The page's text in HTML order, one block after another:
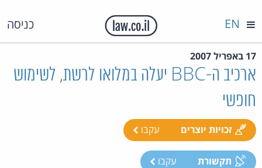
כניסה EN
17 באפריל 2007
ארכיב ה-BBC יעלה במלואו לרשת, לשימוש
חופשי
זכויות יוצרים עקבו
תקשורת עקבו